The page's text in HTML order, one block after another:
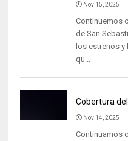
Nov 15, 2025
Continuemos
de San
los estrenos y
qu...
Cobertura
Nov 14, 2025
Continuamos